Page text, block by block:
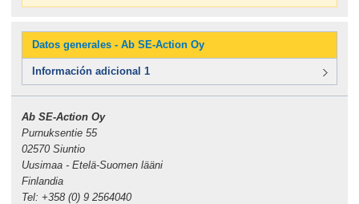
Datos generales - Ab SE-Action Oy
Información adicional 1
Ab SE-Action Oy
Purnuksentie 55
02570 Siuntio
Uusimaa - Etelä-Suomen lääni
Finlandia
Tel: +358 (0) 9 2564040